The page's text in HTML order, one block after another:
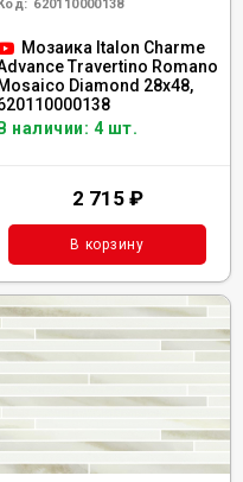
Код: 620110000138
Мозаика Italon Charme
Travertino Romano
Mosaico Diamond 28x48,
В наличии: 4 шт.
2 715 ₽
В корзину